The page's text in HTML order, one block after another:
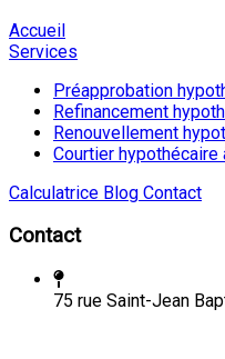
Accueil
Services
Préapprobation
Refinancement
Renouvellement
Courtier hypothécaire
Calculatrice Blog Contact
Contact
75 rue Saint-Jean